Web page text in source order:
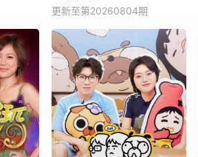
更新至第20260804期